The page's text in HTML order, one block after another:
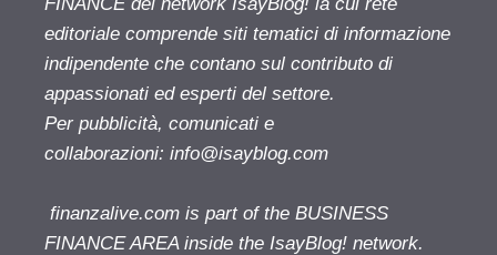
editoriale comprende siti tematici di informazione
indipendente che contano sul contributo di
appassionati ed esperti del settore.
Per pubblicità, comunicati e
collaborazioni: info@isayblog.com
finanzalive.com is part of the BUSINESS
FINANCE AREA inside the IsayBlog! network.